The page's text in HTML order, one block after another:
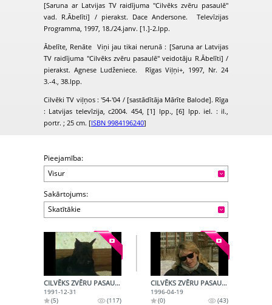
[Saruna ar Latvijas TV raidījuma "Cilvēks zvēru pasaulē"
vad. R.Ābelīti] / pierakst. Dace Andersone. Televīzijas
Programma, 1997, 18./24.janv. [1.]-2.lpp.
Ābelīte, Renāte Viņi jau tikai nerunā : [Saruna ar Latvijas
TV raidījuma "Cilvēks zvēru pasaulē" veidotāju R.Ābelīti] /
pierakst. Agnese Ludženiece. Rīgas Viļņi+, 1997, Nr. 24
3.-4., 38.lpp.
Cilvēki TV viļņos : '54-'04 / [sastādītāja Mārīte Balode]. Rīga
: Latvijas televīzija, c2004. 454, [1] lpp., [6] lpp. iel. : il.,
portr. ; 25 cm. [ISBN 9984196240]
Pieejamība:
Visur
Sakārtojums:
Skatītākie
CILVĒKS ZVĒRU PASAULĒ (1991-12-31)
1991-12-31
(5)
(117)
CILVĒKS ZVĒRU PASAULĒ (1996-04-19)
1996-04-19
(0)
(43)